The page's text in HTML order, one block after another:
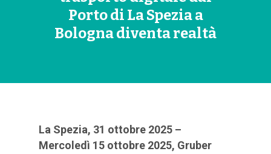
Porto di La Spezia a
Bologna diventa realtà
La Spezia, 31 ottobre 2025 –
Mercoledì 15 ottobre 2025, Gruber